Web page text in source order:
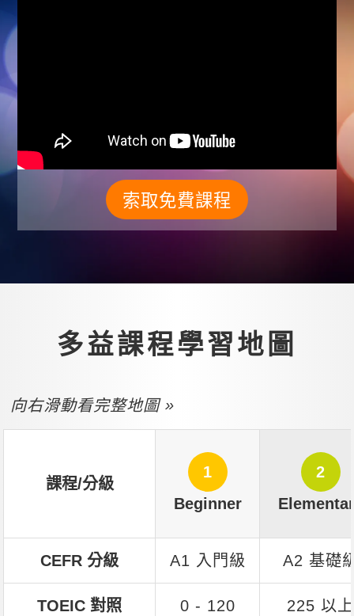
索取免費課程
多益課程學習地圖
向右滑動看完整地圖 »
課程/分級
1
Beginner
2
CEFR 分級 A1 入門級 A2 基礎
TOEIC 對照 0 - 120 225 以上